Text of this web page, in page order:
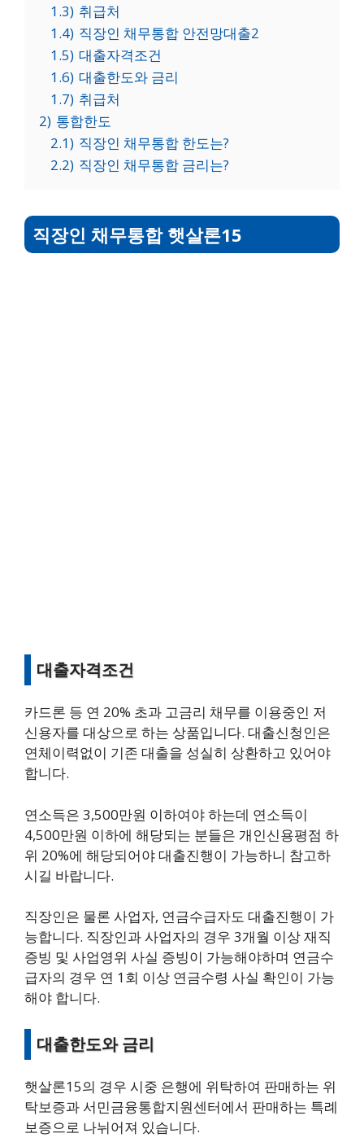
1.3) 취급처
1.4) 직장인 채무통합 안전망대출2
1.5) 대출자격조건
1.6) 대출한도와 금리
1.7) 취급처
2) 통합한도
2.1) 직장인 채무통합 한도는?
2.2) 직장인 채무통합 금리는?
직장인 채무통합 햇살론15
대출자격조건
카드론 등 연 20% 초과 고금리 채무를 이용중인 저
신용자를 대상으로 하는 상품입니다. 대출신청인은
연체이력없이 기존 대출을 성실히 상환하고 있어야
합니다.
연소득은 3,500만원 이하여야 하는데 연소득이
4,500만원 이하에 해당되는 분들은 개인신용평점 하
위 20%에 해당되어야 대출진행이 가능하니 참고하
시길 바랍니다.
직장인은 물론 사업자, 연금수급자도 대출진행이 가
능합니다. 직장인과 사업자의 경우 3개월 이상 재직
증빙 및 사업영위 사실 증빙이 가능해야하며 연금수
급자의 경우 연 1회 이상 연금수령 사실 확인이 가능
해야 합니다.
대출한도와 금리
햇살론15의 경우 시중 은행에 위탁하여 판매하는 위
탁보증과 서민금융통합지원센터에서 판매하는 특례
보증으로 나뉘어져 있습니다.